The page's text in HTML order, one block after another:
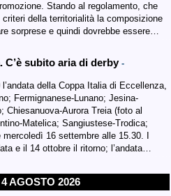
Stando al regolamento, che
della territorialità la composizione
sorprese e quindi dovrebbe essere…
C’è subito aria di derby -
della Coppa Italia di Eccellenza,
Fermignanese-Lunano; Jesina-
Chiesanuova-Aurora Treia (foto al
Matelica; Sangiustese-Trodica;
16 settembre alle 15.30. I
e il 14 ottobre il ritorno; l’andata…
AGOSTO 2026